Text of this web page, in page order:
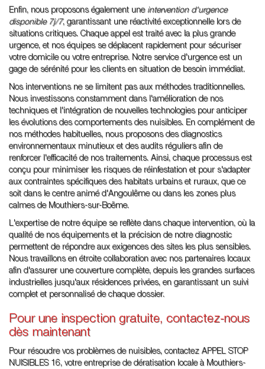
Enfin, nous proposons également une intervention d'urgence
disponible 7j/7, garantissant une réactivité exceptionnelle lors de
situations critiques. Chaque appel est traité avec la plus grande
urgence, et nos équipes se déplacent rapidement pour sécuriser
votre domicile ou votre entreprise. Notre service d'urgence est un
gage de sérénité pour les clients en situation de besoin immédiat.
Nos interventions ne se limitent pas aux méthodes traditionnelles.
Nous investissons constamment dans l'amélioration de nos
techniques et l'intégration de nouvelles technologies pour anticiper
les évolutions des comportements des nuisibles. En complément de
nos méthodes habituelles, nous proposons des diagnostics
environnementaux minutieux et des audits réguliers afin de
renforcer l'efficacité de nos traitements. Ainsi, chaque processus est
conçu pour minimiser les risques de réinfestation et pour s'adapter
aux contraintes spécifiques des habitats urbains et ruraux, que ce
soit dans le centre animé d'Angoulême ou dans les zones plus
calmes de Mouthiers-sur-Boëme.
L'expertise de notre équipe se reflète dans chaque intervention, où la
qualité de nos équipements et la précision de notre diagnostic
permettent de répondre aux exigences des sites les plus sensibles.
Nous travaillons en étroite collaboration avec nos partenaires locaux
afin d'assurer une couverture complète, depuis les grandes surfaces
industrielles jusqu'aux résidences privées, en garantissant un suivi
complet et personnalisé de chaque dossier.
Pour une inspection gratuite, contactez-nous
dès maintenant
Pour résoudre vos problèmes de nuisibles, contactez APPEL STOP
NUISIBLES 16, votre entreprise de dératisation locale à Mouthiers-